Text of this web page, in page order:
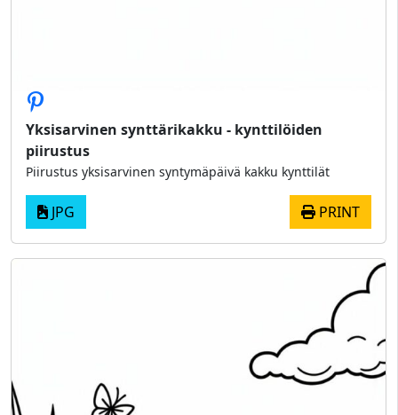
Yksisarvinen synttärikakku - kynttilöiden
piirustus
Piirustus yksisarvinen syntymäpäivä kakku kynttilät
JPG PRINT